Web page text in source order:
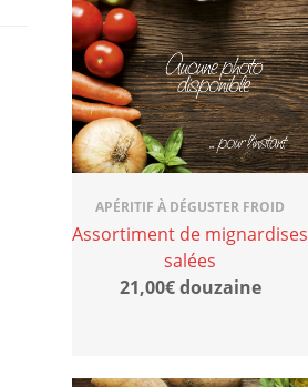
APÉRITIF À DÉGUSTER FROID
Assortiment de mignardises
salées
21,00€ douzaine